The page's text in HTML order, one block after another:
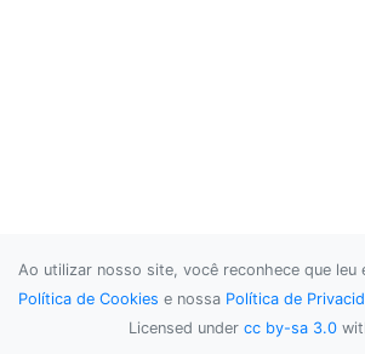
Ao utilizar nosso site, você reconhece que leu
Política de Cookies e nossa Política de
Licensed under cc by-sa 3.0